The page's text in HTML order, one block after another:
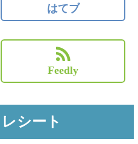
はてブ
Feedly
シート